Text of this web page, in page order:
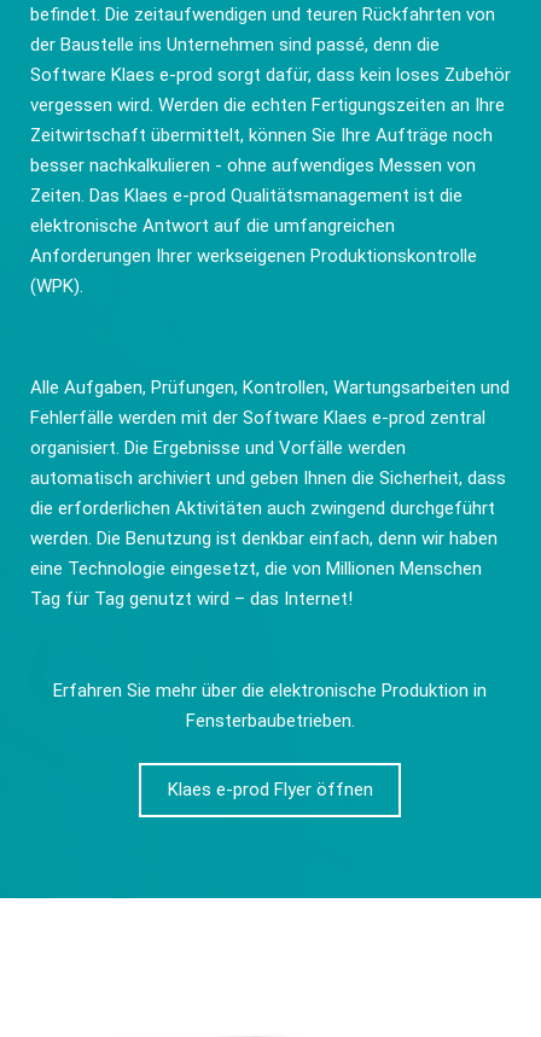
befindet. Die zeitaufwendigen und teuren Rückfahrten von
der Baustelle ins Unternehmen sind passé, denn die
Software Klaes e-prod sorgt dafür, dass kein loses Zubehör
vergessen wird. Werden die echten Fertigungszeiten an Ihre
Zeitwirtschaft übermittelt, können Sie Ihre Aufträge noch
besser nachkalkulieren - ohne aufwendiges Messen von
Zeiten. Das Klaes e-prod Qualitätsmanagement ist die
elektronische Antwort auf die umfangreichen
Anforderungen Ihrer werkseigenen Produktionskontrolle
(WPK).
Alle Aufgaben, Prüfungen, Kontrollen, Wartungsarbeiten und
Fehlerfälle werden mit der Software Klaes e-prod zentral
organisiert. Die Ergebnisse und Vorfälle werden
automatisch archiviert und geben Ihnen die Sicherheit, dass
die erforderlichen Aktivitäten auch zwingend durchgeführt
werden. Die Benutzung ist denkbar einfach, denn wir haben
eine Technologie eingesetzt, die von Millionen Menschen
Tag für Tag genutzt wird – das Internet!
Erfahren Sie mehr über die elektronische Produktion in
Fensterbaubetrieben.
Klaes e-prod Flyer öffnen